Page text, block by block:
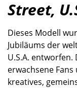
Street,
Dieses Modell
Jubiläums der
U.S.A.
erwachsene
kreatives,